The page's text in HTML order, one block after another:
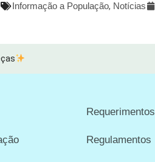
Informação a População, Notícias
Requerimentos
Regulamentos